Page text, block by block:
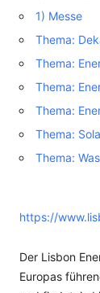
1) Messe
Thema:
Thema:
Thema:
Thema:
Thema:
Thema:
https://
Der Lisbon
Europas